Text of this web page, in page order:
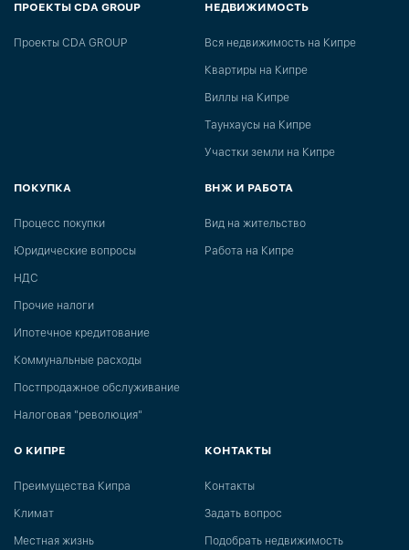
ПРОЕКТЫ CDA GROUP
Проекты CDA GROUP
НЕДВИЖИМОСТЬ
Вся недвижимость на Кипре
Квартиры на Кипре
Виллы на Кипре
Таунхаусы на Кипре
Участки земли на Кипре
ПОКУПКА
Процесс покупки
Юридические вопросы
НДС
Прочие налоги
Ипотечное кредитование
Коммунальные расходы
Постпродажное обслуживание
Налоговая "революция"
ВНЖ И РАБОТА
Вид на жительство
Работа на Кипре
О КИПРЕ
Преимущества Кипра
Климат
Местная жизнь
КОНТАКТЫ
Контакты
Задать вопрос
Подобрать недвижимость